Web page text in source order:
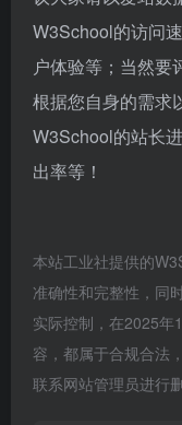
W3School的访问
户体验等；当然要
根据您自身的需求
W3School的站长
出率等！
本站工业社提供的
准确性和完整性，同
实际控制，在2025年
容，都属于合规合法
联系网站管理员进行